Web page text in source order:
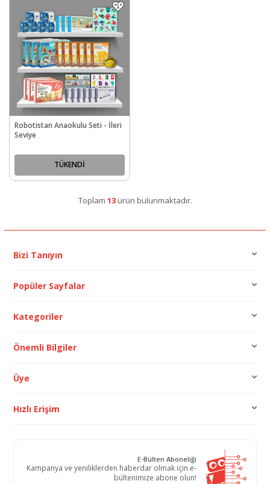
Robotistan Anaokulu Seti - İleri
Seviye
TÜKENDİ
Toplam 13ürün bulunmaktadır.
Bizi Tanıyın
Popüler Sayfalar
Kategoriler
Önemli Bilgiler
Üye
Hızlı Erişim
E-Bülten Aboneliği
Kampanya ve yeniliklerden haberdar olmak için e-
bültenimize abone olun!